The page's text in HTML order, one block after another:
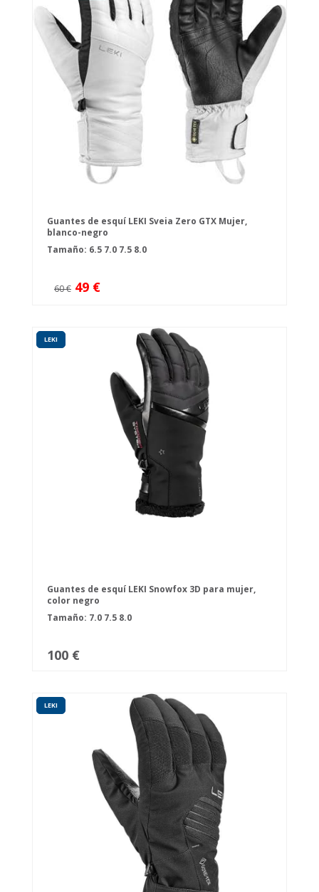
Guantes de esquí LEKI Sveia Zero GTX Mujer,
blanco-negro
Tamaño: 6.5 7.0 7.5 8.0
60 € 49 €
LEKI
Guantes de esquí LEKI Snowfox 3D para mujer,
color negro
Tamaño: 7.0 7.5 8.0
100 €
LEKI